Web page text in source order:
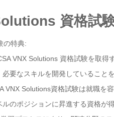
資格試
の特典:
VNX Solutions 資格試験を取
要なスキルを開発していること
VNX Solutions資格試験は就職を
のポジションに昇進する資格が